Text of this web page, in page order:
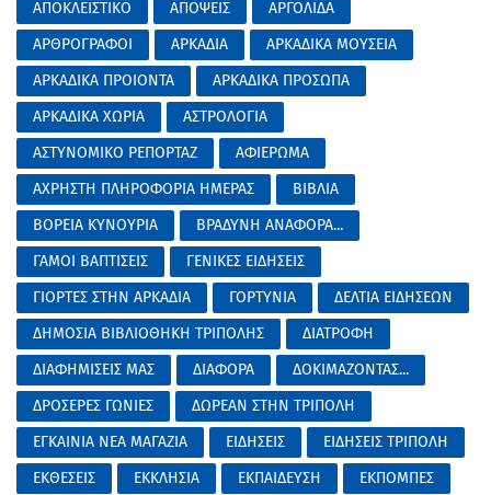
ΑΠΟΚΛΕΙΣΤΙΚΟ
ΑΠΟΨΕΙΣ
ΑΡΓΟΛΙΔΑ
ΑΡΘΡΟΓΡΑΦΟΙ
ΑΡΚΑΔΙΑ
ΑΡΚΑΔΙΚΑ ΜΟΥΣΕΙΑ
ΑΡΚΑΔΙΚΑ ΠΡΟΙΟΝΤΑ
ΑΡΚΑΔΙΚΑ ΠΡΟΣΩΠΑ
ΑΡΚΑΔΙΚΑ ΧΩΡΙΑ
ΑΣΤΡΟΛΟΓΙΑ
ΑΣΤΥΝΟΜΙΚΟ ΡΕΠΟΡΤΑΖ
ΑΦΙΕΡΩΜΑ
ΑΧΡΗΣΤΗ ΠΛΗΡΟΦΟΡΙΑ ΗΜΕΡΑΣ
ΒΙΒΛΙΑ
ΒΟΡΕΙΑ ΚΥΝΟΥΡΙΑ
ΒΡΑΔΥΝΗ ΑΝΑΦΟΡΑ...
ΓΑΜΟΙ ΒΑΠΤΙΣΕΙΣ
ΓΕΝΙΚΕΣ ΕΙΔΗΣΕΙΣ
ΓΙΟΡΤΕΣ ΣΤΗΝ ΑΡΚΑΔΙΑ
ΓΟΡΤΥΝΙΑ
ΔΕΛΤΙΑ ΕΙΔΗΣΕΩΝ
ΔΗΜΟΣΙΑ ΒΙΒΛΙΟΘΗΚΗ ΤΡΙΠΟΛΗΣ
ΔΙΑΤΡΟΦΗ
ΔΙΑΦΗΜΙΣΕΙΣ ΜΑΣ
ΔΙΑΦΟΡΑ
ΔΟΚΙΜΑΖΟΝΤΑΣ...
ΔΡΟΣΕΡΕΣ ΓΩΝΙΕΣ
ΔΩΡΕΑΝ ΣΤΗΝ ΤΡΙΠΟΛΗ
ΕΓΚΑΙΝΙΑ ΝΕΑ ΜΑΓΑΖΙΑ
ΕΙΔΗΣΕΙΣ
ΕΙΔΗΣΕΙΣ ΤΡΙΠΟΛΗ
ΕΚΘΕΣΕΙΣ
ΕΚΚΛΗΣΙΑ ΕΚΠΑΙΔΕΥΣΗ
ΕΚΠΟΜΠΕΣ